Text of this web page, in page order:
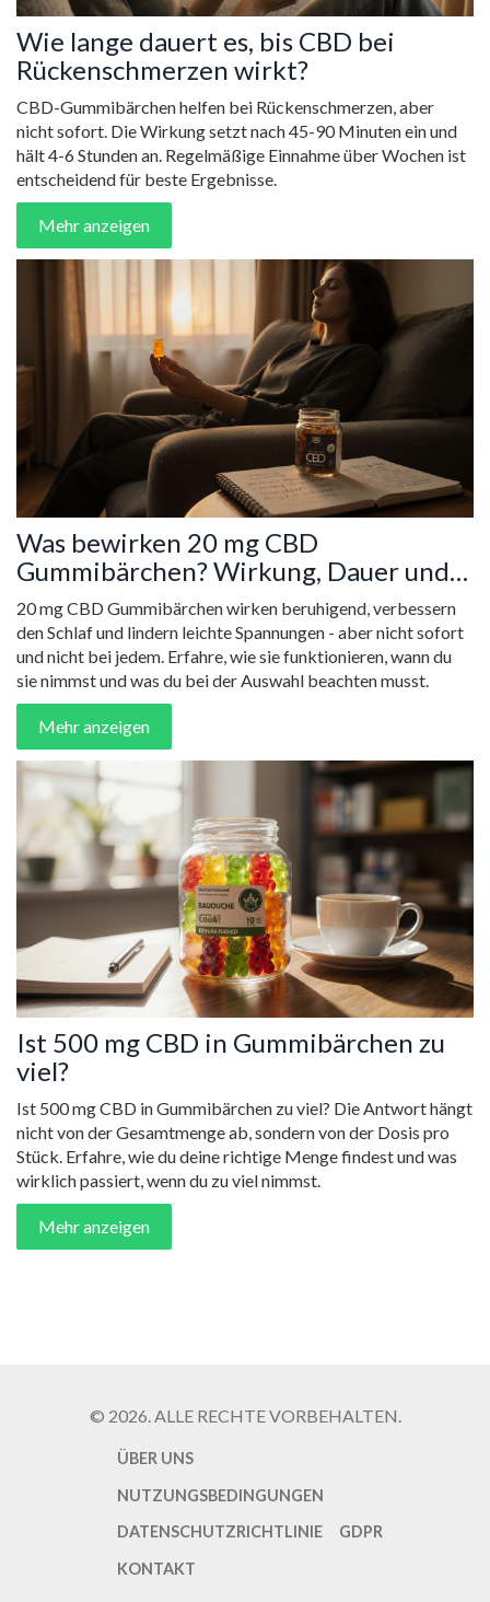
Wie lange dauert es, bis CBD bei
Rückenschmerzen wirkt?
CBD-Gummibärchen helfen bei Rückenschmerzen, aber
nicht sofort. Die Wirkung setzt nach 45-90 Minuten ein und
hält 4-6 Stunden an. Regelmäßige Einnahme über Wochen ist
entscheidend für beste Ergebnisse.
Mehr anzeigen
Was bewirken 20 mg CBD
Gummibärchen? Wirkung, Dauer und
was Sie beachten sollten
20 mg CBD Gummibärchen wirken beruhigend, verbessern
den Schlaf und lindern leichte Spannungen - aber nicht sofort
und nicht bei jedem. Erfahre, wie sie funktionieren, wann du
sie nimmst und was du bei der Auswahl beachten musst.
Mehr anzeigen
Ist 500 mg CBD in Gummibärchen zu
viel?
Ist 500 mg CBD in Gummibärchen zu viel? Die Antwort hängt
nicht von der Gesamtmenge ab, sondern von der Dosis pro
Stück. Erfahre, wie du deine richtige Menge findest und was
wirklich passiert, wenn du zu viel nimmst.
Mehr anzeigen
© 2026. ALLE RECHTE VORBEHALTEN.
ÜBER UNS
NUTZUNGSBEDINGUNGEN
DATENSCHUTZRICHTLINIE
GDPR
KONTAKT